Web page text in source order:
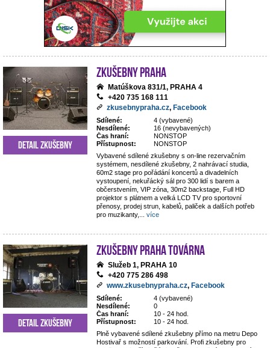
Zkušebny Praha
Matúškova 831/1, PRAHA 4
+420 735 168 111
zkusebnypraha.cz, Facebook
Sdílené:
4 (vybavené)
Nesdílené:
16 (nevybavených)
Čas hraní:
NONSTOP
Přístupnost:
NONSTOP
Vybavené sdílené zkušebny s on-line rezervačním
systémem, nesdílené zkušebny, 2 nahrávací studia,
60m2 stage pro pořádání koncertů a divadelních
vystoupení, nekuřácký sál pro 300 lidí s barem a
občerstvením, VIP zóna, 30m2 backstage, Full HD
projektor s plátnem a velká LCD TV pro sportovní
přenosy, prodej strun, kabelů, paliček a dalších potřeb
pro muzikanty,
více
Detail zkušebny
Zkušebny Praha Továrna
Služeb 1, PRAHA 10
+420 775 286 498
www.zkusebnypraha.cz, Facebook
Sdílené:
4 (vybavené)
Nesdílené:
0
Čas hraní:
10 - 24 hod.
Přístupnost:
10 - 24 hod.
Plně vybavené sdílené zkušebny přímo na metru Depo
Hostivař s možností parkování. Profi zkušebny pro
Detail zkušebny